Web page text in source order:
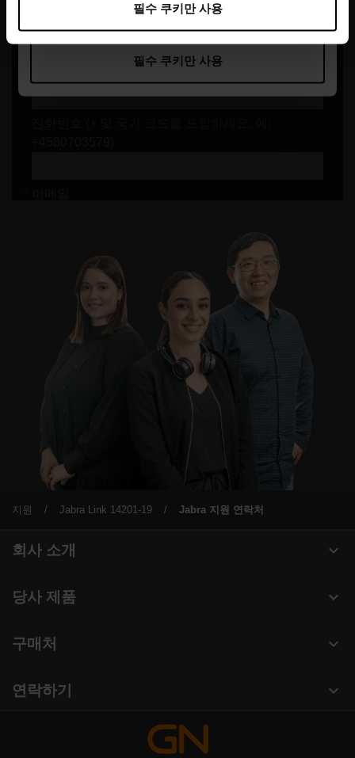
필수 쿠키만 사용
지원 Jabra Link 14201-19 Jabra 지원 연락처
expand_more
회사 소개
의 지속 가능성
새 소식 및 보도자료
expand_more
당사 제품
회의실 카메라
expand_more
구매처
expand_more
연락하기